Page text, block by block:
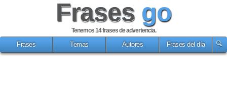
Frases go
Tenemos 14frases de advertencia.
Frases
Temas Autores Frases del día